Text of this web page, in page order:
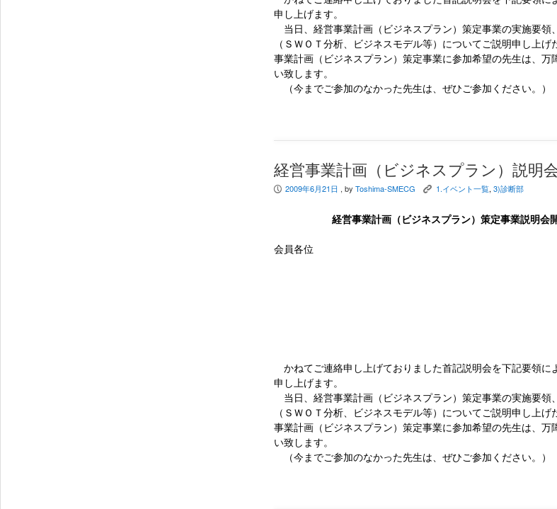
申し上げます。
当日、経営事業計画（ビジネスプラン）策定事業の実施要領
（ＳＷＯＴ分析、ビジネスモデル等）についてご説明申し上
事業計画（ビジネスプラン）策定事業に参加希望の先生は、万
い致します。
（今までご参加のなかった先生は、ぜひご参加ください。）
経営事業計画（ビジネスプラン）説明
P 2009年6月21日 , by Toshima-SMECG K 1.イベント一覧,3)診断部
経営事業計画（ビジネスプラン）策定事業説明会
会員各位
かねてご連絡申し上げておりました首記説明会を下記要領に
申し上げます。
当日、経営事業計画（ビジネスプラン）策定事業の実施要領
（ＳＷＯＴ分析、ビジネスモデル等）についてご説明申し上
事業計画（ビジネスプラン）策定事業に参加希望の先生は、万
い致します。
（今までご参加のなかった先生は、ぜひご参加ください。）